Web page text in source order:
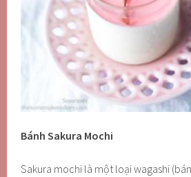
Bánh Sakura Mochi
Sakura mochi là một loại wagashi